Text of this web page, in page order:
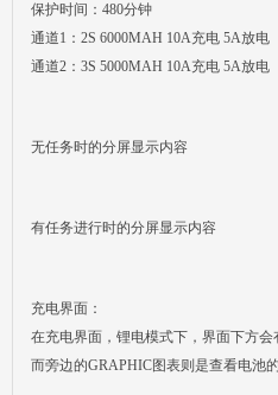
保护时间：480分钟
通道1：2S 6000MAH 10A充电 5A放电
通道2：3S 5000MAH 10A充电 5A放电
无任务时的分屏显示内容
有任务进行时的分屏显示内容
充电界面：
在充电界面，锂电模式下，界面下方
而旁边的GRAPHIC图表则是查看电池